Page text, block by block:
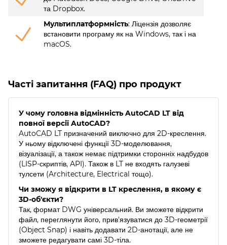
та Dropbox.
Мультиплатформність: Ліцензія дозволяє
встановити програму як на Windows, так і на
macOS.
Часті запитання (FAQ) про продукт
У чому головна відмінність AutoCAD LT від
повної версії AutoCAD?
AutoCAD LT призначений виключно для 2D-креслення.
У ньому відключені функції 3D-моделювання,
візуалізації, а також немає підтримки сторонніх надбудов
(LISP-скриптів, API). Також в LT не входять галузеві
тулсети (Architecture, Electrical тощо).
Чи зможу я відкрити в LT креслення, в якому є
3D-об'єкти?
Так, формат DWG універсальний. Ви зможете відкрити
файл, переглянути його, прив'язуватися до 3D-геометрії
(Object Snap) і навіть додавати 2D-анотації, але не
зможете редагувати самі 3D-тіла.